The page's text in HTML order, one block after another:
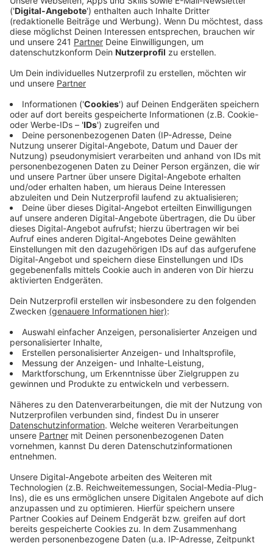
Veröffentlicht:Dienstag, 17.12.2024 13:42
Anzeige
Übertragungen
Anzeige
In den vergangenen Jahren haben die Einschaltquoten
in Deutschland ein Rekord-Niveau erreicht. Wer die
Stars der Szene mal live sehen möchte, kann das im
kommenden Jahr wieder in Leverkusen tun. Ende Mai
finden in der Ostermann Arena zum mittlerweile
siebten Mal die European Darts Open statt.
Traditionell sind viele der besten Spieler der Welt mit
dabei. Tickets für die drei Turnier-Tage gibt es aktuell
online zu kaufen.
Anzeige
Weitere Meldungen aus Leverkusen
Anzeige
Bayer 04 Leverkusen wird immer beliebter
"Ja" zu verkaufsoffenen Sonntagen in Leverkusen
Anzeige